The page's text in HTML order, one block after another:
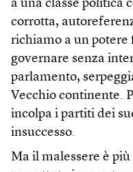
a una classe politica
corrotta,
richiamo a un potere
governare senza
parlamento,
Vecchio continente.
incolpa i partiti dei
insuccesso.
Ma il malessere è